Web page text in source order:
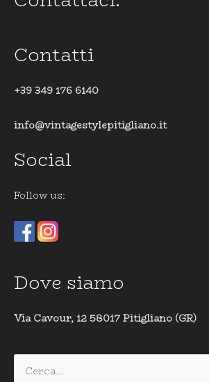
Contatti
+39 349 176 6140
info@vintagestylepitigliano.it
Social
Follow us:
Dove siamo
Via Cavour, 12 58017 Pitigliano (GR)
Cerca: